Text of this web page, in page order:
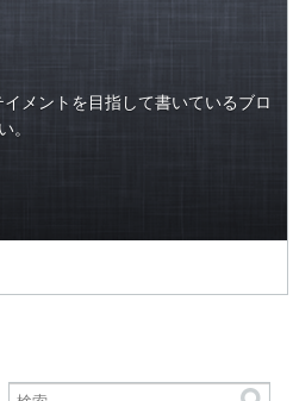
メントを目指して書いているブロ